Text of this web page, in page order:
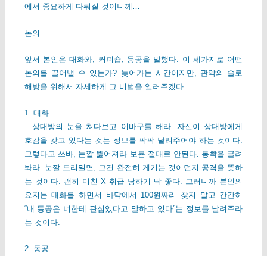
에서 중요하게 다뤄질 것이니께…
논의
앞서 본인은 대화와, 커피숍, 동공을 말했다. 이 세가지로 어떤
논의를 끌어낼 수 있는가? 늦어가는 시간이지만, 관악의 솔로
해방을 위해서 자세하게 그 비법을 일러주겠다.
1. 대화
– 상대방의 눈을 쳐다보고 이바구를 해라. 자신이 상대방에게
호감을 갖고 있다는 것는 정보를 팍팍 날려주어야 하는 것이다.
그렇다고 쓰바, 눈깔 뚫어져라 보묜 절대로 안된다. 통빡을 굴려
봐라. 눈깔 드리밀면, 그건 완전히 게기는 것이던지 공격을 뜻하
는 것이다. 괜히 미친 X 취급 당하기 딱 좋다. 그러니까 본인의
요지는 대화를 하면서 바닥에서 100원짜리 찾지 말고 간간히
“내 동공은 너한테 관심있다고 말하고 있다”는 정보를 날려주라
는 것이다.
2. 동공